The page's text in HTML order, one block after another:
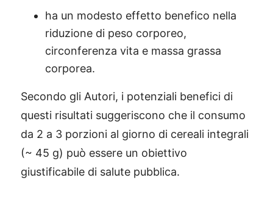
ha un modesto effetto benefico nella
riduzione di peso corporeo,
circonferenza vita e massa grassa
corporea.
Secondo gli Autori, i potenziali benefici di
questi risultati suggeriscono che il consumo
da 2 a 3 porzioni al giorno di cereali integrali
(~ 45 g) può essere un obiettivo
giustificabile di salute pubblica.